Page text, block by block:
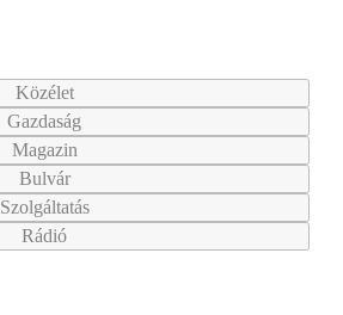
Közélet
Gazdaság
Magazin
Bulvár
Szolgáltatás
Rádió